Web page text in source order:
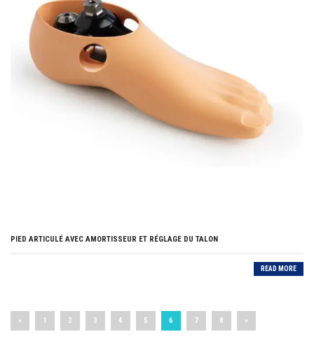
PIED ARTICULÉ AVEC AMORTISSEUR ET RÉGLAGE DU TALON
READ MORE
« 1 2 3 4 5 6 7 8 »